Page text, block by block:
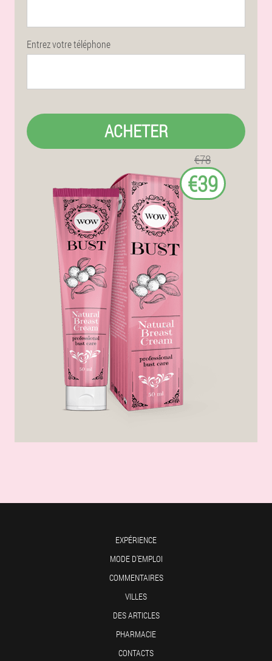
Entrez votre téléphone
ACHETER
€78
€39
EXPÉRIENCE
MODE D'EMPLOI
COMMENTAIRES
VILLES
DES ARTICLES
PHARMACIE
CONTACTS